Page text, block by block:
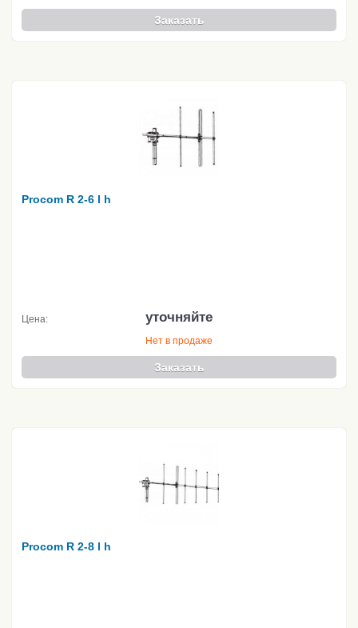
Заказать
Procom R 2-6 l h
Цена: уточняйте
Нет в продаже
Заказать
Procom R 2-8 l h